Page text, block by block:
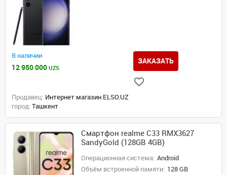
В наличии
12 950 000 UZS
ЗАКАЗАТЬ
Продавец: Интернет магазин ELSO.UZ
город: Ташкент
Смартфон realme C33 RMX3627
SandyGold (128GB 4GB)
Операционная система: Android
Объём встроенной памяти: 128 GB